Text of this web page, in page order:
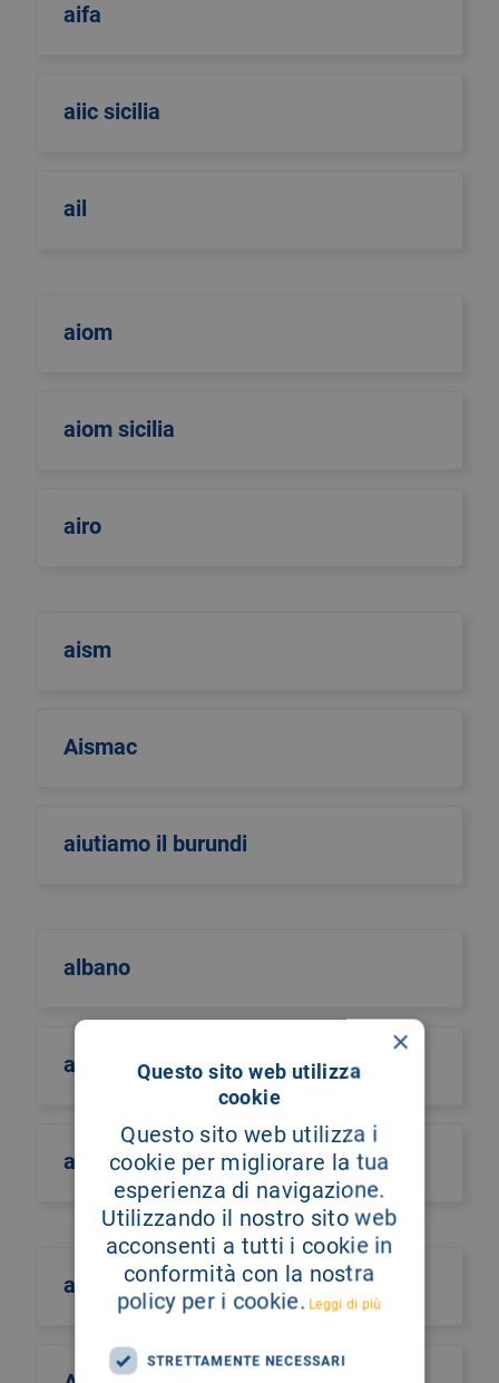
aifa
aiic sicilia
ail
aiom
aiom sicilia
airo
aism
Aismac
aiutiamo il burundi
albano
albero della vita
alberto castiglione
alberto culotta
×
Questo sito web utilizza
cookie
Questo sito web utilizza i
cookie per migliorare la tua
esperienza di navigazione.
Utilizzando il nostro sito web
acconsenti a tutti i cookie in
conformità con la nostra
policy per i cookie. Leggi di più
STRETTAMENTE NECESSARI